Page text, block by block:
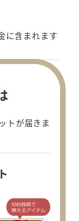
に含まれます
トが届きま